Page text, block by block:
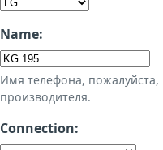
Name:
Имя телефона,
производителя.
Connection: